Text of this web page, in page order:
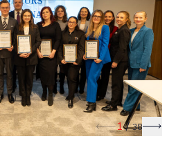
Poprzedni slajd 1/38